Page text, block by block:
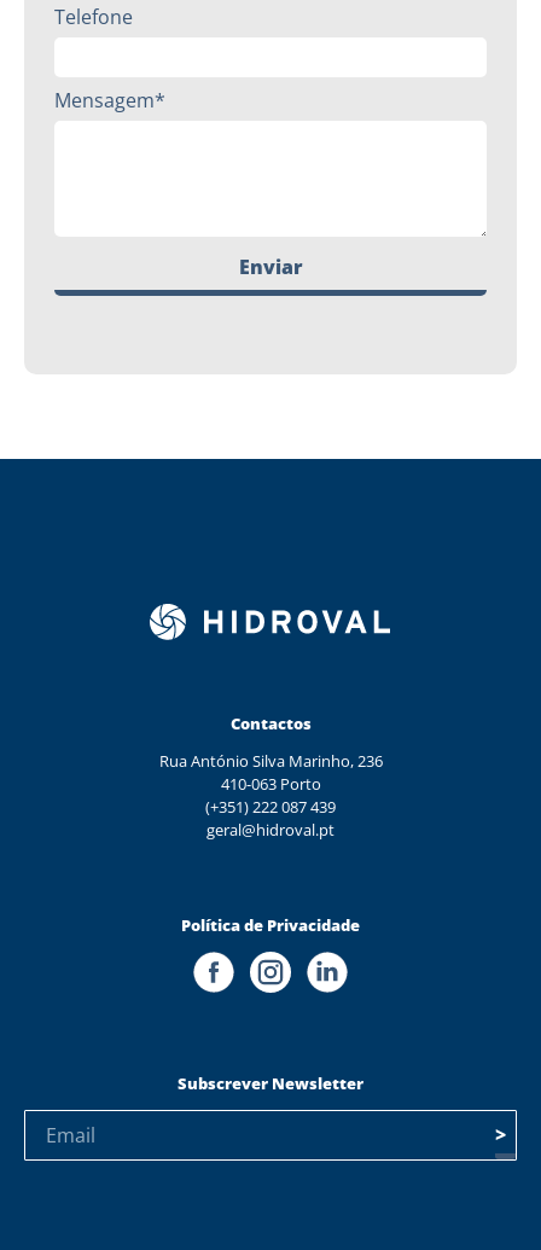
Telefone
Mensagem*
Enviar
Contactos
Rua António Silva Marinho, 236
410-063 Porto
(+351) 222 087 439
geral@hidroval.pt
Política de Privacidade
Subscrever Newsletter
>